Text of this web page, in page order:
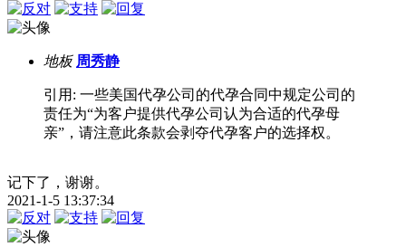
地板 周秀静
引用: 一些美国代孕公司的代孕合同中规定公司的
责任为“为客户提供代孕公司认为合适的代孕母
亲”，请注意此条款会剥夺代孕客户的选择权。
记下了，谢谢。
2021-1-5 13:37:34